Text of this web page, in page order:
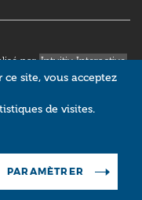
parIntuitiv Interactive
site, vous acceptez
de visites.
PARAMÈTRER